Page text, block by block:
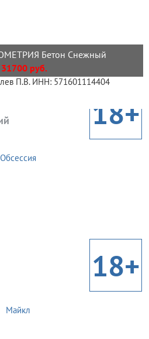
Бетон Снежный
руб.
П.В. ИНН: 571601114404
18+
Обсессия
18+
Майкл